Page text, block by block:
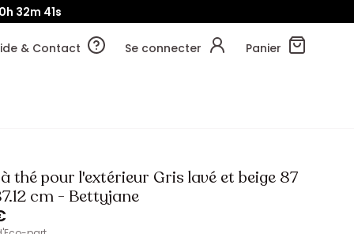
32m 39s
& Contact Se connecter Panier
thé pour l'extérieur Gris lavé et beige 87
cm - Bettyjane